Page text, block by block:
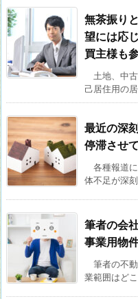
無茶振り
望には応
買主様も
土地、中古
己居住用の
最近の深
停滞させ
各種報道に
体不足が深
筆者の会
事業用物
筆者の不動
業範囲はど